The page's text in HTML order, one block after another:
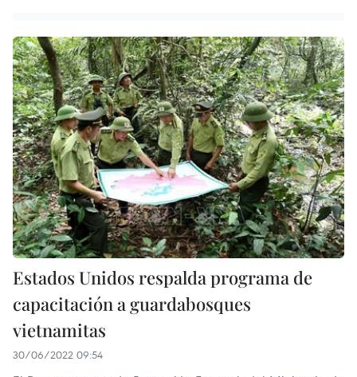
Estados Unidos respalda programa de
capacitación a guardabosques
vietnamitas
30/06/2022 09:54